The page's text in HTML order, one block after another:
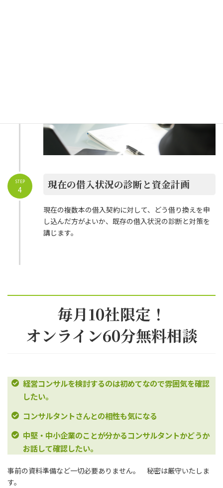
現在の借入状況の診断と資金計画
現在の複数本の借入契約に対して、どう借り換えを申
し込んだ方がよいか、既存の借入状況の診断と対策を
講じます。
STEP
4
毎月10社限定！
オンライン60分無料相談
経営コンサルを検討するのは初めてなので雰囲気を確認
したい。
コンサルタントさんとの相性も気になる
中堅・中小企業のことが分かるコンサルタントかどうか
お話して確認したい。
事前の資料準備など一切必要ありません。 秘密は厳守いたしま
す。